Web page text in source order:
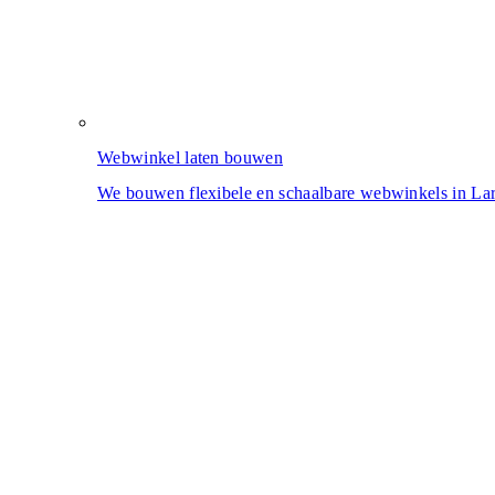
Webwinkel laten bouwen
We bouwen flexibele en schaalbare webwinkels in